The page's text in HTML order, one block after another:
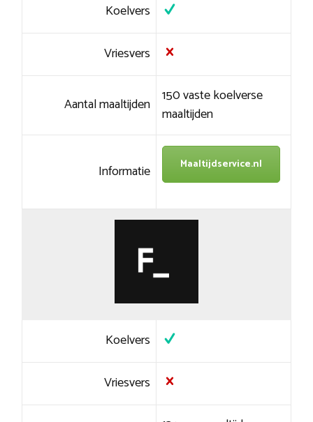
Koelvers
Vriesvers
Aantal maaltijden 150 vaste koelverse
maaltijden
Informatie Maaltijdservice.nl
Koelvers
Vriesvers